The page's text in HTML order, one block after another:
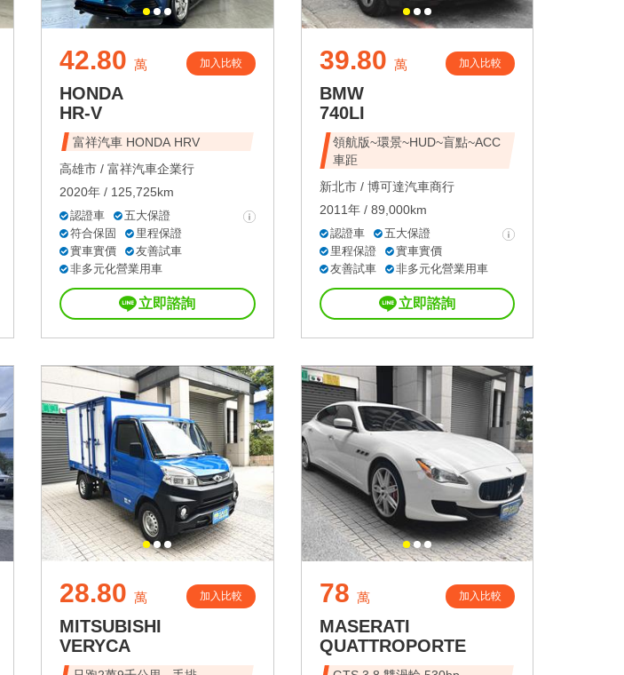
42.80 萬 加入比較
HONDA
HR-V
富祥汽車 HONDA HRV
高雄市 / 富祥汽車企業行
2020年 / 125,725km
認證車
五大保證
符合保固
里程保證
實車實價
友善試車
非多元化營業用車
立即諮詢
39.80 萬 加入比較
BMW
740LI
領航版~環景~HUD~盲點~ACC
車距
新北市 / 博可達汽車商行
2011年 / 89,000km
認證車
五大保證
里程保證
實車實價
友善試車
非多元化營業用車
立即諮詢
28.80 萬 加入比較
MITSUBISHI
VERYCA
78 萬 加入比較
MASERATI
QUATTROPORTE